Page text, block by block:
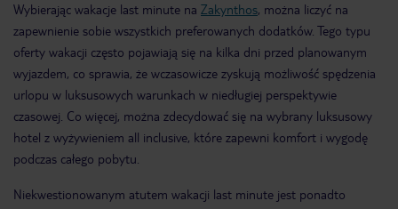
Wybierając wakacje last minute na Zakynthos, można liczyć na
zapewnienie sobie wszystkich preferowanych dodatków. Tego typu
oferty wakacji często pojawiają się na kilka dni przed planowanym
wyjazdem, co sprawia, że wczasowicze zyskują możliwość spędzenia
urlopu w luksusowych warunkach w niedługiej perspektywie
czasowej. Co więcej, można zdecydować się na wybrany luksusowy
hotel z wyżywieniem all inclusive, które zapewni komfort i wygodę
podczas całego pobytu.
Niekwestionowanym atutem wakacji last minute jest ponadto